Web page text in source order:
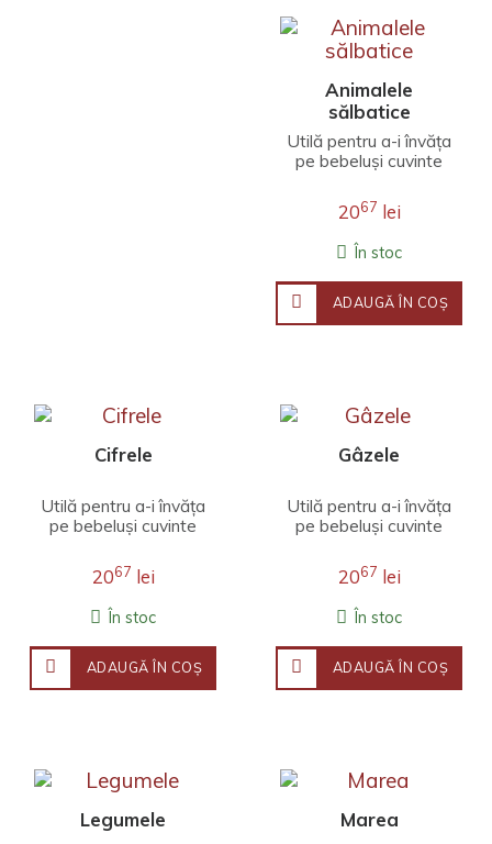
Animalele
sălbatice
Utilă pentru a-i învăța
pe bebeluși cuvinte
zece animale
sălbatice – câte o
ima..
2067 lei
În stoc
ADAUGĂ ÎN COŞ
Cifrele
Utilă pentru a-i învăța
pe bebeluși cuvinte
numerele până la 5,
alături de elem..
2067 lei
În stoc
ADAUGĂ ÎN COŞ
Gâzele
Utilă pentru a-i învăța
pe bebeluși cuvinte
zece insecte – câte o
imagine pe fi..
2067 lei
În stoc
ADAUGĂ ÎN COŞ
Legumele Marea